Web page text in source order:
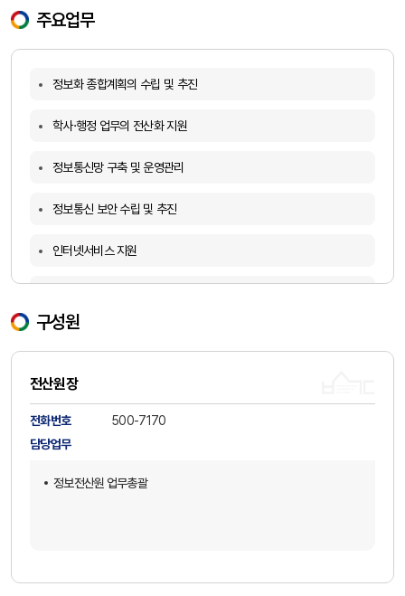
주요업무
정보화 종합계획의 수립 및 추진
학사·행정 업무의 전산화 지원
정보통신망 구축 및 운영관리
정보통신 보안 수립 및 추진
인터넷서비스 지원
기타 정보전산원의 목적에 부합되는 업무
구성원
전산원장
전화번호
500-7170
담당업무
정보전산원 업무총괄